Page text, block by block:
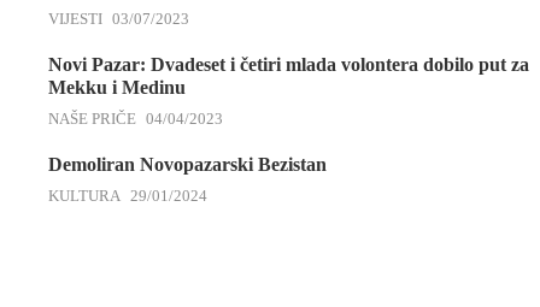
VIJESTI 03/07/2023
Novi Pazar: Dvadeset i četiri mlada volontera dobilo put za
Mekku i Medinu
NAŠE PRIČE 04/04/2023
Demoliran Novopazarski Bezistan
KULTURA 29/01/2024